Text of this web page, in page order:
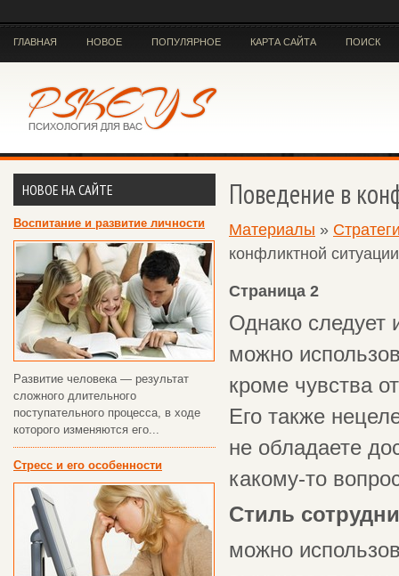
ГЛАВНАЯ НОВОЕ ПОПУЛЯРНОЕ КАРТА САЙТА ПОИСК
НОВОЕ НА САЙТЕ
Воспитание и развитие личности
Развитие человека — результат
сложного длительного
поступательного процесса, в ходе
которого изменяются его...
Стресс и его особенности
Поведение в
Материалы »
конфликтной ситуации
Страница 2
Однако следует
можно
кроме чувства
Его также
не обладаете
какому-то
Стиль
можно